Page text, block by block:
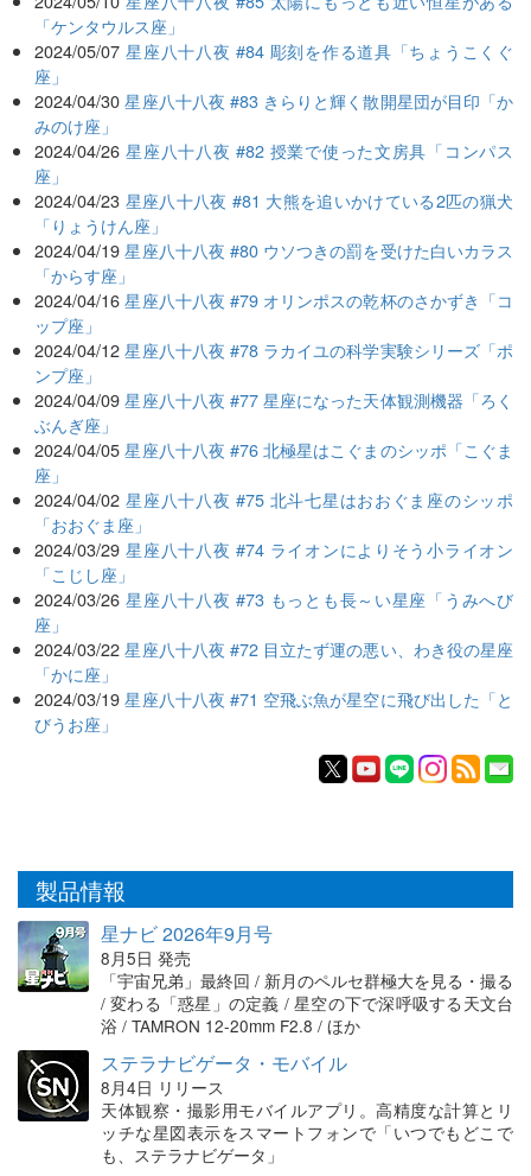
「ケンタウルス座」
2024/05/07 星座八十八夜 #84 彫刻を作る道具「ちょうこくぐ
座」
2024/04/30 星座八十八夜 #83 きらりと輝く散開星団が目印「か
みのけ座」
2024/04/26 星座八十八夜 #82 授業で使った文房具「コンパス
座」
2024/04/23 星座八十八夜 #81 大熊を追いかけている2匹の猟犬
「りょうけん座」
2024/04/19 星座八十八夜 #80 ウソつきの罰を受けた白いカラス
「からす座」
2024/04/16 星座八十八夜 #79 オリンポスの乾杯のさかずき「コ
ップ座」
2024/04/12 星座八十八夜 #78 ラカイユの科学実験シリーズ「ポ
ンプ座」
2024/04/09 星座八十八夜 #77 星座になった天体観測機器「ろく
ぶんぎ座」
2024/04/05 星座八十八夜 #76 北極星はこぐまのシッポ「こぐま
座」
2024/04/02 星座八十八夜 #75 北斗七星はおおぐま座のシッポ
「おおぐま座」
2024/03/29 星座八十八夜 #74 ライオンによりそう小ライオン
「こじし座」
2024/03/26 星座八十八夜 #73 もっとも長～い星座「うみへび
座」
2024/03/22 星座八十八夜 #72 目立たず運の悪い、わき役の星座
「かに座」
2024/03/19 星座八十八夜 #71 空飛ぶ魚が星空に飛び出した「と
びうお座」
製品情報
星ナビ 2026年9月号
8月5日 発売
「宇宙兄弟」最終回 / 新月のペルセ群極大を見る・撮る
/ 変わる「惑星」の定義 / 星空の下で深呼吸する天文台
浴 / TAMRON 12-20mm F2.8 / ほか
ステラナビゲータ・モバイル
8月4日 リリース
天体観察・撮影用モバイルアプリ。高精度な計算とリ
ッチな星図表示をスマートフォンで「いつでもどこで
も、ステラナビゲータ」